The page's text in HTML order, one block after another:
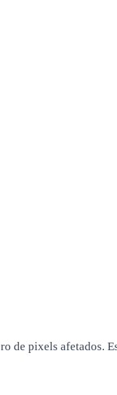
de pixels afetados.